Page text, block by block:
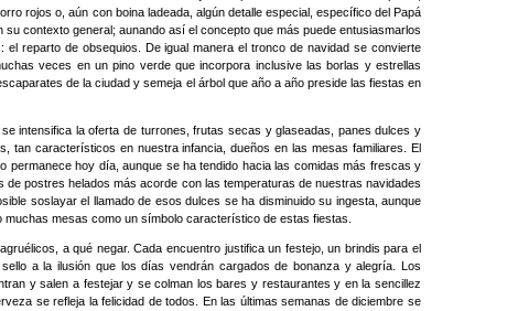
rojos o, aún con boina ladeada, algún detalle especial, específico del Papá
su contexto general; aunando así el concepto que más puede entusiasmarlos
el reparto de obsequios. De igual manera el tronco de navidad se convierte
veces en un pino verde que incorpora inclusive las borlas y estrellas
de la ciudad y semeja el árbol que año a año preside las fiestas en
intensifica la oferta de turrones, frutas secas y glaseadas, panes dulces y
tan característicos en nuestra infancia, dueños en las mesas familiares. El
permanece hoy día, aunque se ha tendido hacia las comidas más frescas y
de postres helados más acorde con las temperaturas de nuestras navidades
soslayar el llamado de esos dulces se ha disminuido su ingesta, aunque
muchas mesas como un símbolo característico de estas fiestas.
a qué negar. Cada encuentro justifica un festejo, un brindis para el
a la ilusión que los días vendrán cargados de bonanza y alegría. Los
y salen a festejar y se colman los bares y restaurantes y en la sencillez
se refleja la felicidad de todos. En las últimas semanas de diciembre se